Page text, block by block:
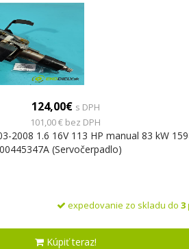
124,00€ s DPH
101,00 € bez DPH
2008 1.6 16V 113 HP manual 83 kW
(Servočerpadlo)
expedovanie zo skladu do 3
Kúpiť teraz!